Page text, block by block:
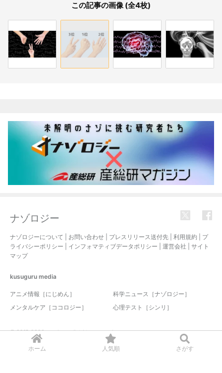
ホーム 人気順 さがす
この記事の画像 (全4枚)
ナゾロジー
ナゾロジーについて お問い合わせ プレスリリース送付先 利用規約
プ
ライバシーポリシー
インフォマティブデータポリシー 運営会社
サイト
マップ
kusuguru media
アニメ情報［にじめん］
科学ニュース［ナゾロジー］
メンタルケア［ココロジー］
心理テスト［シンリ］
© 2017-2026 nazology. all rights reserved.